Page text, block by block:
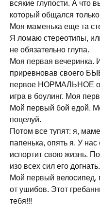
всякие глупости. А что
который общался
Моя маменька еще та
Я ломаю стереотипы,
не обязательно глупа.
Моя первая вечеринка.
приревновав своего
первое НОРМАЛЬНОЕ
игра в боулинг. Моя
Мой первый бой едой.
поцелуй.
Потом все тупят: я,
папенька, опять я. У
испортит свою жизнь.
изо всех сил его догнать.
Мой первый велосипед,
от ушибов. Этот
тебя!!!